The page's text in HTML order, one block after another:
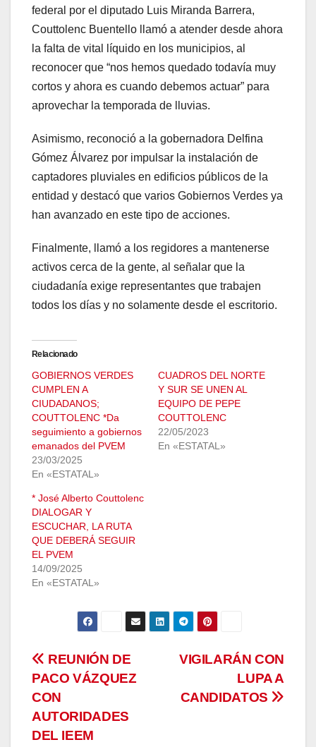
federal por el diputado Luis Miranda Barrera,
Couttolenc Buentello llamó a atender desde ahora
la falta de vital líquido en los municipios, al
reconocer que “nos hemos quedado todavía muy
cortos y ahora es cuando debemos actuar” para
aprovechar la temporada de lluvias.
Asimismo, reconoció a la gobernadora Delfina
Gómez Álvarez por impulsar la instalación de
captadores pluviales en edificios públicos de la
entidad y destacó que varios Gobiernos Verdes ya
han avanzado en este tipo de acciones.
Finalmente, llamó a los regidores a mantenerse
activos cerca de la gente, al señalar que la
ciudadanía exige representantes que trabajen
todos los días y no solamente desde el escritorio.
Relacionado
GOBIERNOS VERDES
CUMPLEN A
CIUDADANOS;
COUTTOLENC *Da
seguimiento a gobiernos
emanados del PVEM
23/03/2025
En «ESTATAL»
CUADROS DEL NORTE
Y SUR SE UNEN AL
EQUIPO DE PEPE
COUTTOLENC
22/05/2023
En «ESTATAL»
* José Alberto Couttolenc
DIALOGAR Y
ESCUCHAR, LA RUTA
QUE DEBERÁ SEGUIR
EL PVEM
14/09/2025
En «ESTATAL»
Navegación
de
entradas
VIGILARÁN CON
LUPA A
CANDIDATOS
REUNIÓN DE
PACO VÁZQUEZ
CON
AUTORIDADES
DEL IEEM